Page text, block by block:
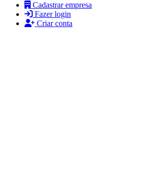
Cadastrar empresa
Fazer login
Criar conta